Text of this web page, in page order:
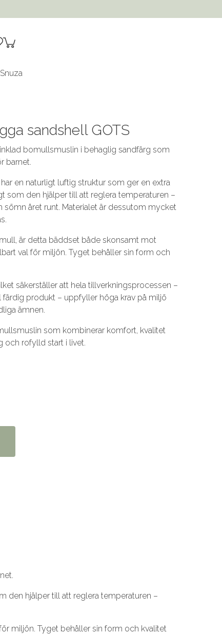
Snuza
sandshell GOTS
bomullsmuslin i behaglig sandfärg som
barnet.
en naturligt luftig struktur som ger en extra
som den hjälper till att reglera temperaturen –
året runt. Materialet är dessutom mycket
är detta bäddset både skonsamt mot
val för miljön. Tyget behåller sin form och
säkerställer att hela tillverkningsprocessen –
produkt – uppfyller höga krav på miljö
ämnen.
som kombinerar komfort, kvalitet
och rofylld start i livet.
den hjälper till att reglera temperaturen –
miljön. Tyget behåller sin form och kvalitet